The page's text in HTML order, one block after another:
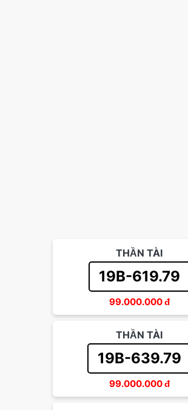
THẦN TÀI
19B-619.79
99.000.000đ
THẦN TÀI
19B-639.79
99.000.000đ